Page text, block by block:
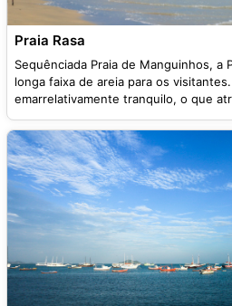
Praia Rasa
Sequênciada Praia de Manguinhos, a
longa faixa de areia para os
emarrelativamente tranquilo, o que